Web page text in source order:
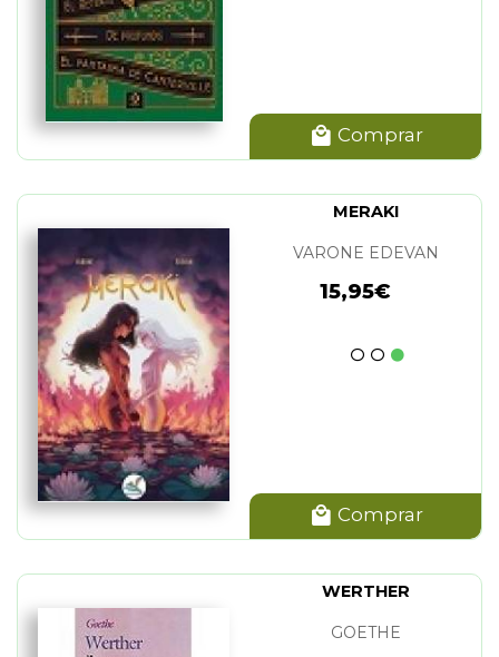
Comprar
MERAKI
VARONE EDEVAN
15,95€
Comprar
WERTHER
GOETHE